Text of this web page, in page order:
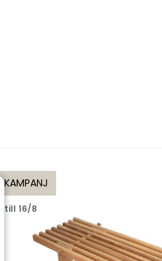
KAMPANJ
till 16/8